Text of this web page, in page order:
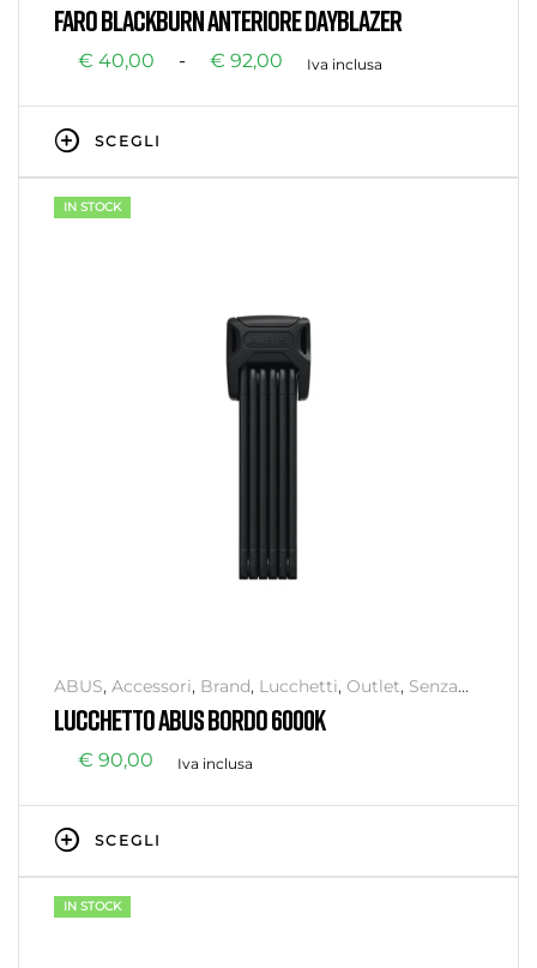
FARO BLACKBURN ANTERIORE DAYBLAZER
€ 40,00 - € 92,00 Iva inclusa
SCEGLI
IN STOCK
ABUS, Accessori, Brand, Lucchetti, Outlet, Senza
categoria,Sicurezza
LUCCHETTO ABUS BORDO 6000K
€ 90,00 Iva inclusa
SCEGLI
IN STOCK